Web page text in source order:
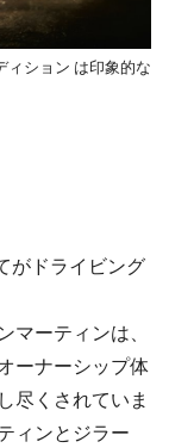
ィション は印象的な
がドライビング
ーティンは、
ーナーシップ体
尽くされていま
ィンとジラー